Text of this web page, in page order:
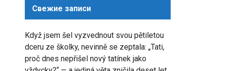
Свежие записи
Když jsem šel vyzvednout svou pětiletou
dceru ze školky, nevinně se zeptala: „Tati,
proč dnes nepřišel nový tatínek jako